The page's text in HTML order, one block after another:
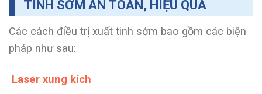
TINH SỚM AN TOÀN, HIỆU QUẢ
Các cách điều trị xuất tinh sớm bao gồm các biện
pháp như sau:
Laser xung kích